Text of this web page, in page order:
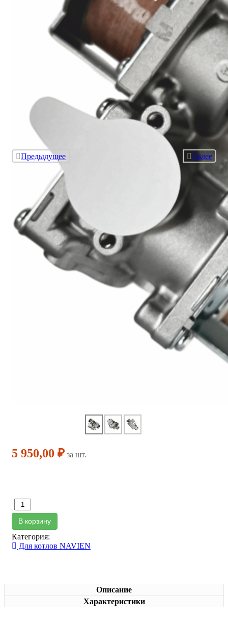
Предыдущее Далее
5 950,00 ₽ за шт.
В корзину
Категория:
Для котлов NAVIEN
Описание
Характеристики